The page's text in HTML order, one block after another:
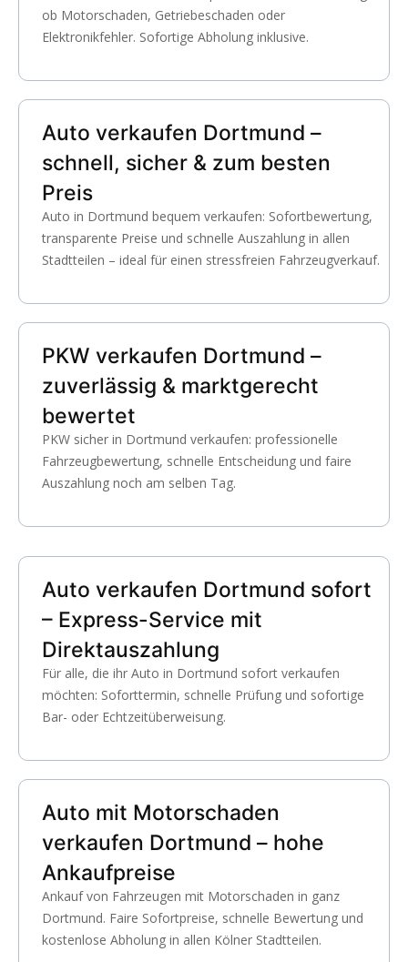
ob Motorschaden, Getriebeschaden oder
Elektronikfehler. Sofortige Abholung inklusive.
Auto verkaufen Dortmund –
schnell, sicher & zum besten
Preis
Auto in Dortmund bequem verkaufen: Sofortbewertung,
transparente Preise und schnelle Auszahlung in allen
Stadtteilen – ideal für einen stressfreien Fahrzeugverkauf.
PKW verkaufen Dortmund –
zuverlässig & marktgerecht
bewertet
PKW sicher in Dortmund verkaufen: professionelle
Fahrzeugbewertung, schnelle Entscheidung und faire
Auszahlung noch am selben Tag.
Auto verkaufen Dortmund sofort
– Express-Service mit
Direktauszahlung
Für alle, die ihr Auto in Dortmund sofort verkaufen
möchten: Soforttermin, schnelle Prüfung und sofortige
Bar- oder Echtzeitüberweisung.
Auto mit Motorschaden
verkaufen Dortmund – hohe
Ankaufpreise
Ankauf von Fahrzeugen mit Motorschaden in ganz
Dortmund. Faire Sofortpreise, schnelle Bewertung und
kostenlose Abholung in allen Kölner Stadtteilen.